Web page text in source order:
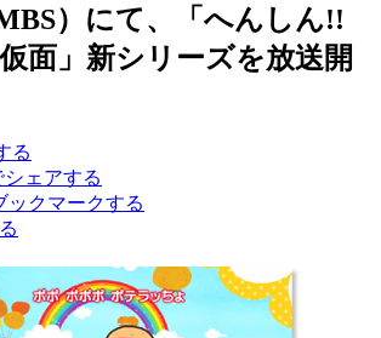
）にて、「へんしん!!
面」新シリーズを放送開